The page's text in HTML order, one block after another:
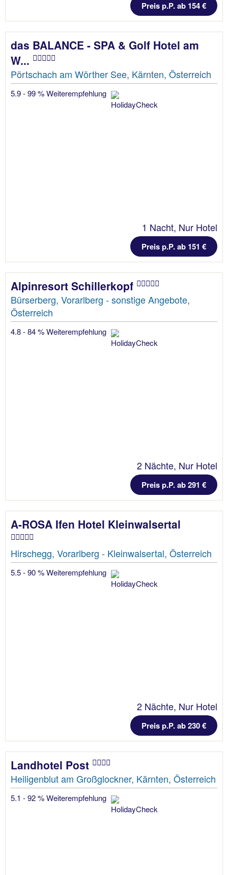
Preis p.P. ab 154 €
das BALANCE - SPA & Golf Hotel am
W...
Pörtschach am Wörther See, Kärnten, Österreich
5.9 - 99 % Weiterempfehlung
1 Nacht, Nur Hotel
Preis p.P. ab 151 €
Alpinresort Schillerkopf
Bürserberg, Vorarlberg - sonstige Angebote,
Österreich
4.8 - 84 % Weiterempfehlung
2 Nächte, Nur Hotel
Preis p.P. ab 291 €
A-ROSA Ifen Hotel Kleinwalsertal
Hirschegg, Vorarlberg - Kleinwalsertal, Österreich
5.5 - 90 % Weiterempfehlung
2 Nächte, Nur Hotel
Preis p.P. ab 230 €
Landhotel Post
Heiligenblut am Großglockner, Kärnten, Österreich
5.1 - 92 % Weiterempfehlung